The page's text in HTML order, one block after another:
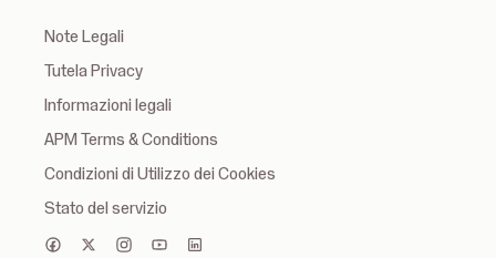
Note Legali
Tutela Privacy
Informazioni legali
APM Terms & Conditions
Condizioni di Utilizzo dei Cookies
Stato del servizio